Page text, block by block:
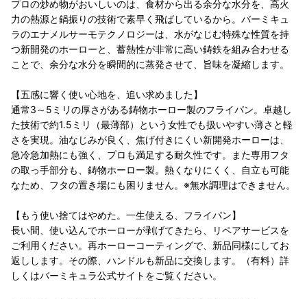
プロの炒め物がおいしいのは、食材から出る余分な水分を、高火
力の熱源と鍋振りの技術で素早く飛ばしているから。バーミキュ
ラのエナメルサーモテクノロジーは、水がなじむ特殊な性質を持
つ新開発のホーローと、蓄熱性が非常に高い鋳鉄を組み合わせる
ことで、余分な水分を瞬間的に蒸発させて、旨味を凝縮します。
【五感に響く使い心地を、追い求めました】
通常3～5ミリの厚さがある鋳物ホーロー製のフライパン。卓越し
た技術で約1.5ミリ（最薄部）という女性でも扱いやすい薄さと軽
さを実現。油なじみが良く、焦げ付きにくい新開発ホーローは、
急冷急加熱にも強く、プロも満足する耐久性です。また専用フタ
の取っ手部分も、鋳物ホーロー製。熱くなりにくく、自立も可能
なため、フタの置き場にも困りません。※無水調理はできません。
【もう使い捨てはやめた。一生使える、フライパン】
長い間、使い込んでホーローが剥げてきたら、リペアサービスを
ご利用ください。再ホーローコーティングで、新品同様にしてお
返しします。その際、ハンドルも新品に交換します。（有料）詳
しくはバーミキュラ公式サイトをご覧ください。